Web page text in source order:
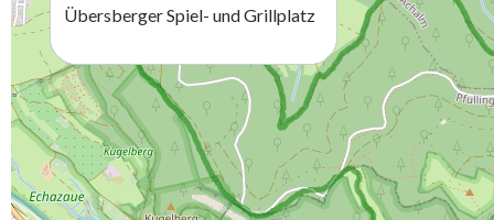
Übersberger Spiel- und Grillplatz